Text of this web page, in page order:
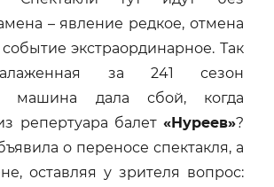
– явление редкое, отмена
экстраординарное. Так
за 241 сезон
машина дала сбой, когда
репертуара балет «Нуреев»?
о переносе спектакля, а
оставляя у зрителя вопрос: